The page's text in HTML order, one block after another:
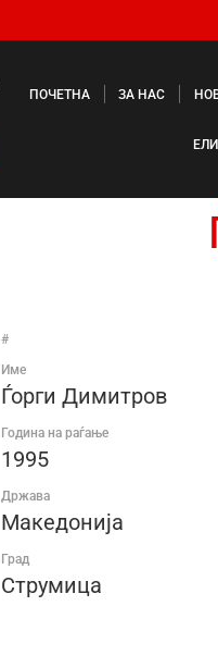
ПОЧЕТНА ЗА НАС
#
Име
Ѓорги Димитров
Година на раѓање
1995
Држава
Македонија
Град
Струмица